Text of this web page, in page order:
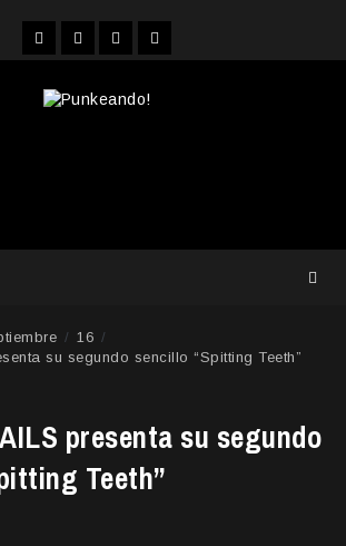
FacebookInstagram
YouTubeTwitter
16
su segundo sencillo “Spitting Teeth”
presenta su segundo
Teeth”